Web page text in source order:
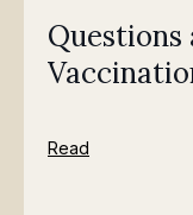
Read